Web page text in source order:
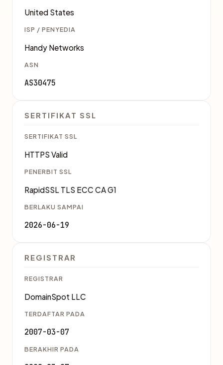
United States
ISP / PENYEDIA
Handy Networks
ASN
AS30475
SERTIFIKAT SSL
SERTIFIKAT SSL
HTTPS Valid
PENERBIT SSL
RapidSSL TLS ECC CA G1
BERLAKU SAMPAI
2026-06-19
REGISTRAR
REGISTRAR
DomainSpot LLC
TERDAFTAR PADA
2007-03-07
BERAKHIR PADA